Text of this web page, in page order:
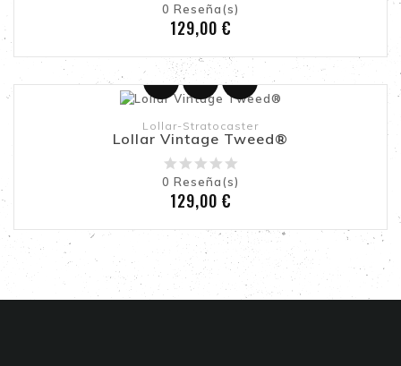
0 Reseña(s)
129,00 €
Añadir Al Carrito
Lollar-Stratocaster
Lollar Vintage Tweed®
0 Reseña(s)
129,00 €